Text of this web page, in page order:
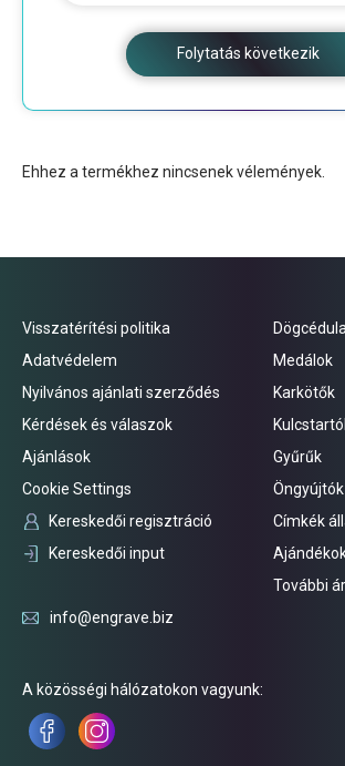
Folytatás következik
Ehhez a termékhez nincsenek vélemények.
Visszatérítési politika
Adatvédelem
Nyilvános ajánlati szerződés
Kérdések és válaszok
Ajánlások
Cookie Settings
Kereskedői regisztráció
Kereskedői input
Dögcédula
Medálok
Karkötők
Gyűrűk
Öngyújtók
Címkék
További
info@engrave.biz
A közösségi hálózatokon vagyunk: